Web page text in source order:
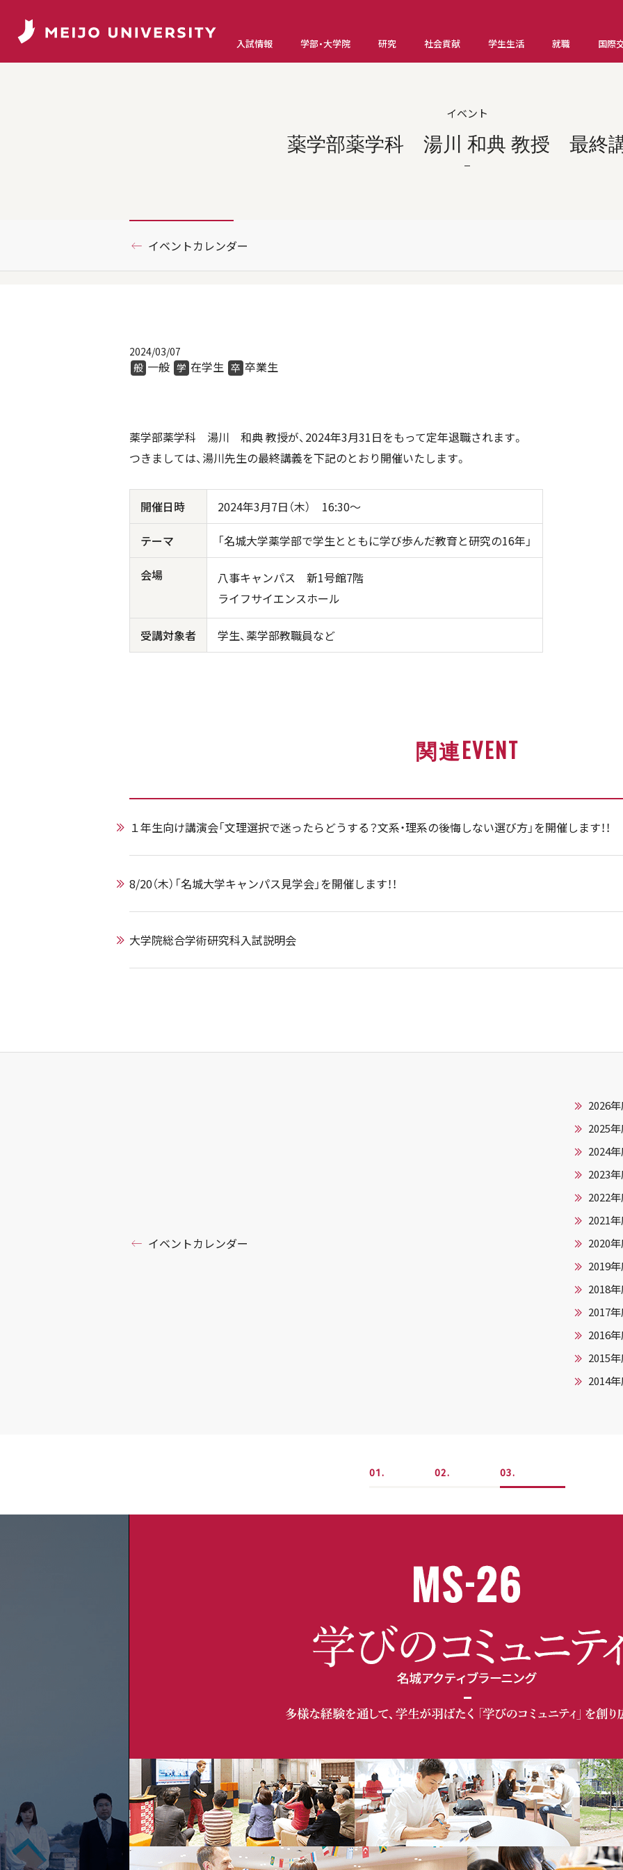
入試情報 学部・大学院 研究 社会貢献 学生生活 就職 国際
イベント
薬学部薬学科 湯川 和典 教授 最終
イベントカレンダー
2024/03/07
般 一般 学 在学生 卒 卒業生
薬学部薬学科 湯川 和典 教授が、2024年3月31日をもって定年退職されます。
つきましては、湯川先生の最終講義を下記のとおり開催いたします。
開催日時 2024年3月7日（木） 16:30～
テーマ 「名城大学薬学部で学生とともに学び歩んだ教育と研究の16年」
会場
八事キャンパス 新1号館7階
ライフサイエンスホール
受講対象者 学生、薬学部教職員など
関連EVENT
１年生向け講演会「文理選択で迷ったらどうする？文系・理系の後悔しない選び方」を開催します！！
8/20（木）「名城大学キャンパス見学会」を開催します！！
大学院総合学術研究科入試説明会
イベントカレンダー
2026
2025
2024
2023
2022
2021
2020
2019
2018
2017
2016
2015
2014
1 2 3